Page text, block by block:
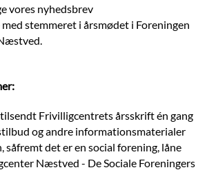
vores nyhedsbrev
stemmeret i årsmødet i Foreningen
Frivilligcentrets årsskrift én gang
og andre informationsmaterialer
såfremt det er en social forening, låne
Næstved - De Sociale Foreningers